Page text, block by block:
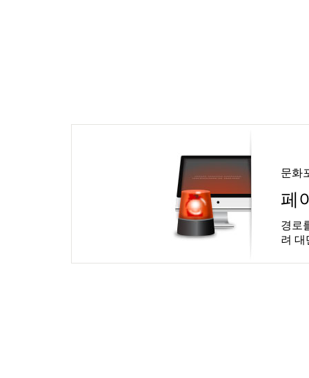
문화
페
경로
려 대